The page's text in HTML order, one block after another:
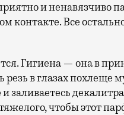
и ненавязчиво
контакте. Все
Гигиена — она в
в глазах похлеще
и заливаетесь
чтобы этот